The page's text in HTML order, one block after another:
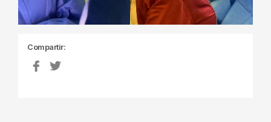
Compartir: